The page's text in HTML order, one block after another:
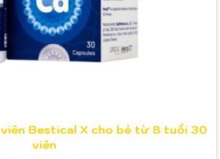
viên Bestical X cho bé từ 8 tuổi 30
viên